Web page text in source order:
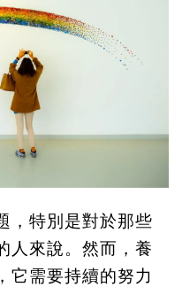
，特別是對於那些
人來說。然而，養
它需要持續的努力